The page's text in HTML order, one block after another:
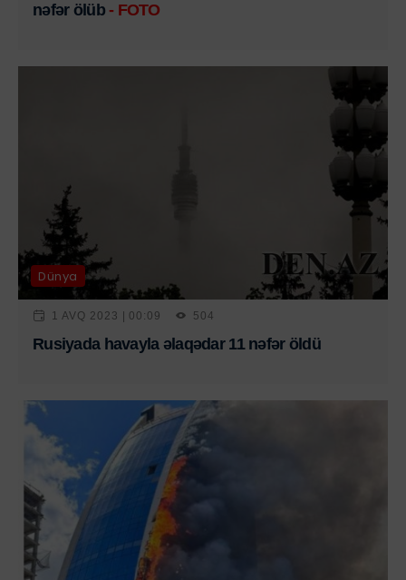
nəfər ölüb - FOTO
Dünya
1 AVQ 2023 | 00:09 504
Rusiyada havayla əlaqədar 11 nəfər öldü